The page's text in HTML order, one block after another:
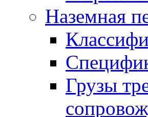
Наземная
Грузы